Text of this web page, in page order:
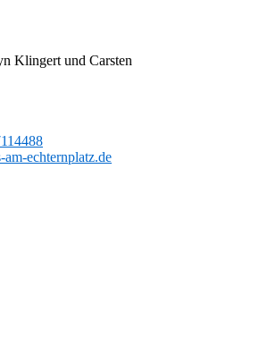
Klingert und Carsten
am-echternplatz.de